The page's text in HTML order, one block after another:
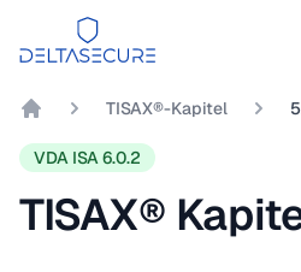
DeltaSecure
TISAX®-Kapitel
VDA ISA 6.0.2
TISAX®